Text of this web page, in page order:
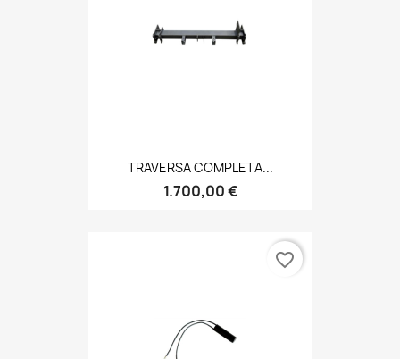
TRAVERSA COMPLETA...
1.700,00 €
favorite_border